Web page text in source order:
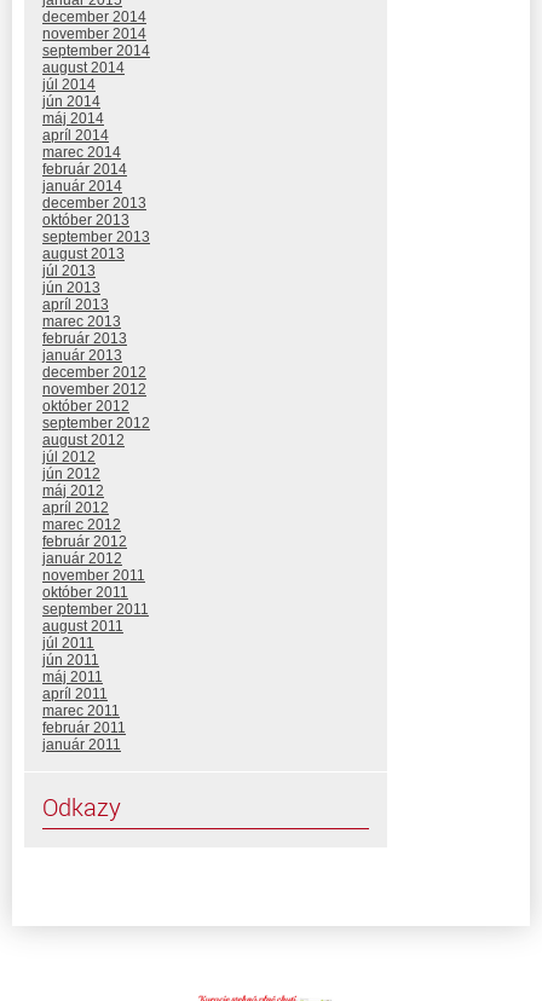
december 2014
november 2014
september 2014
august 2014
júl 2014
jún 2014
máj 2014
apríl 2014
marec 2014
február 2014
január 2014
december 2013
október 2013
september 2013
august 2013
júl 2013
jún 2013
apríl 2013
marec 2013
február 2013
január 2013
december 2012
november 2012
október 2012
september 2012
august 2012
júl 2012
jún 2012
máj 2012
apríl 2012
marec 2012
február 2012
január 2012
november 2011
október 2011
september 2011
august 2011
júl 2011
jún 2011
máj 2011
apríl 2011
marec 2011
február 2011
január 2011
Odkazy